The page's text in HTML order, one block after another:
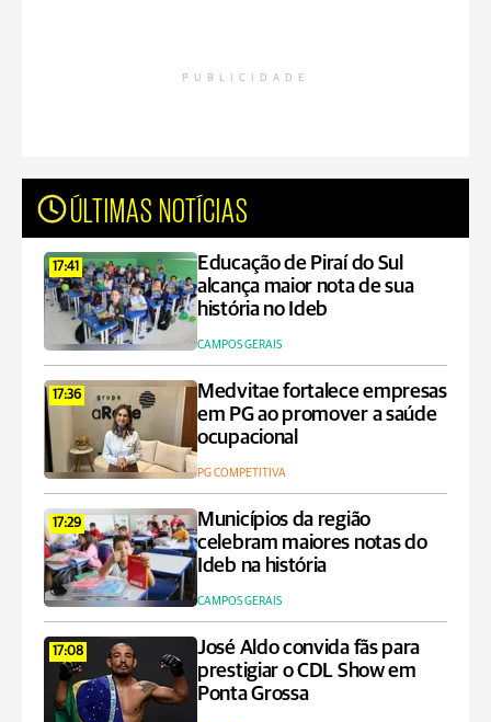
PUBLICIDADE
ÚLTIMAS NOTÍCIAS
17:41
Educação de Piraí do Sul
alcança maior nota de sua
história no Ideb
CAMPOS GERAIS
17:36
Medvitae fortalece empresas
em PG ao promover a saúde
ocupacional
PG COMPETITIVA
17:29
Municípios da região
celebram maiores notas do
Ideb na história
CAMPOS GERAIS
17:08
José Aldo convida fãs para
prestigiar o CDL Show em
Ponta Grossa